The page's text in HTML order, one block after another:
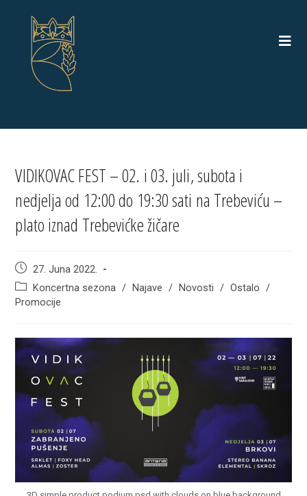
VIDIKOVAC FEST – 02. i 03. juli, subota i
nedjelja od 12:00 do 19:30 sati na Trebeviću –
plato iznad Trebevićke žičare
Post
published:
27. Juna 2022.
Post
category:
Koncertna sezona / Najave / Novosti / Ostalo
/
Promocije